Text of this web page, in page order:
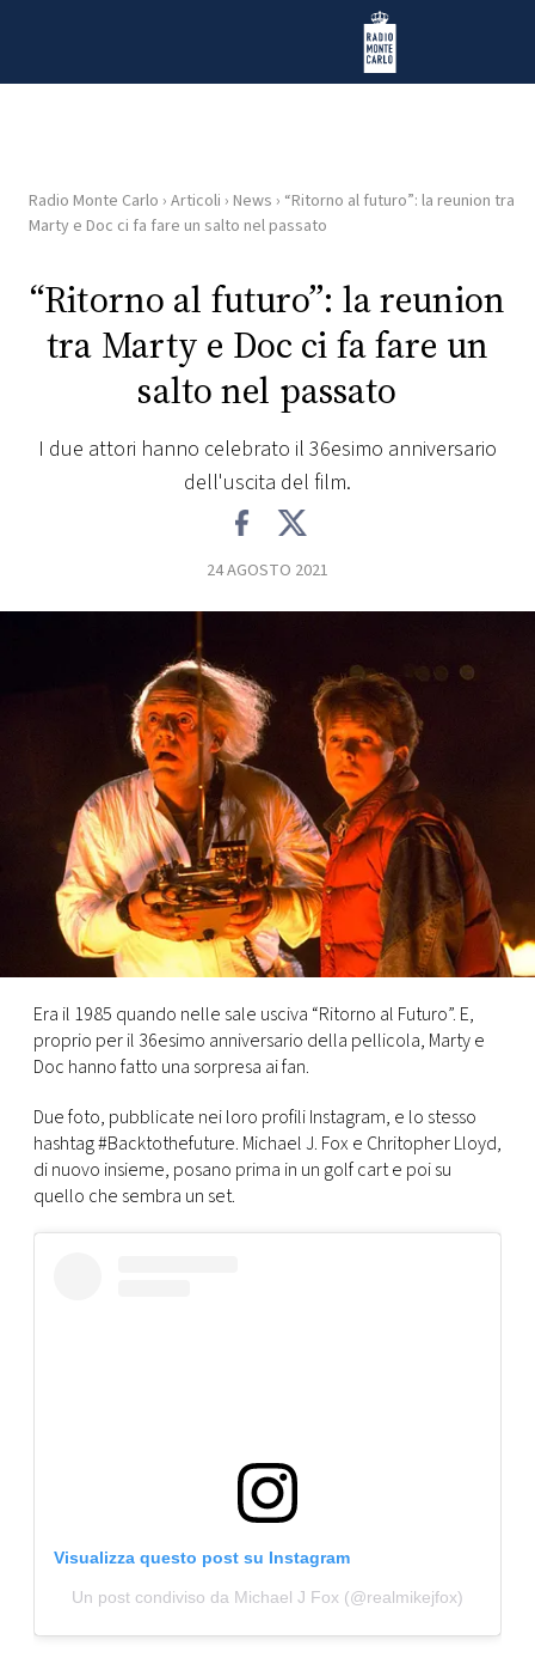
Radio Monte Carlo
HOME
RADIO
WEB
PLAYLIST
VIDEO
PRINCIPATO
MONACO
RMC
CONSIGLIA
Radio Monte Carlo › Articoli › News › “Ritorno al futuro”: la reunion tra
Marty e Doc ci fa fare un salto nel passato
“Ritorno al futuro”: la reunion
tra Marty e Doc ci fa fare un
salto nel passato
I due attori hanno celebrato il 36esimo anniversario
dell'uscita del film.
24 AGOSTO 2021
Era il 1985 quando nelle sale usciva “Ritorno al Futuro”. E,
proprio per il 36esimo anniversario della pellicola, Marty e
Doc hanno fatto una sorpresa ai fan.
Due foto, pubblicate nei loro profili Instagram, e lo stesso
hashtag #Backtothefuture. Michael J. Fox e Chritopher Lloyd,
di nuovo insieme, posano prima in un golf cart e poi su
quello che sembra un set.
Visualizza questo post su Instagram
Un post condiviso da Michael J Fox (@realmikejfox)